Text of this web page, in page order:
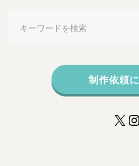
制作依頼
X